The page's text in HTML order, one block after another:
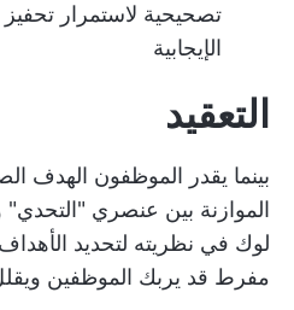
تصحيحية لاستمرار
الإيجابية
التعقيد
بينما يقدر الموظفون الهدف
الموازنة بين عنصري "التحدي"
لوك في نظريته لتحديد
مفرط قد يربك الموظفين